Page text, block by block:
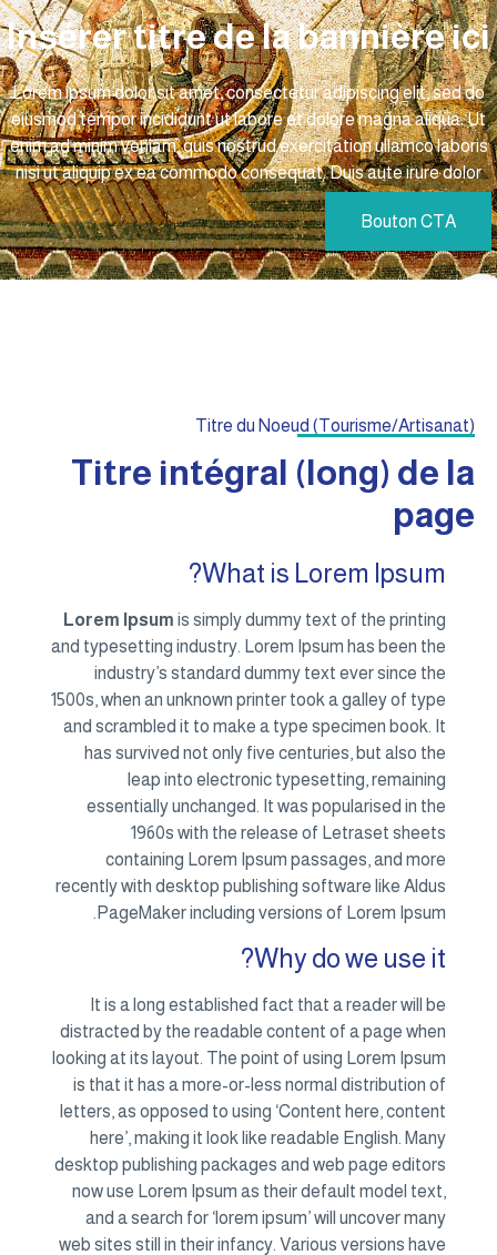
Insérer titre de la bannière ici
Lorem ipsum dolor sit amet, consectetur adipiscing elit, sed do
eiusmod tempor incididunt ut labore et dolore magna aliqua. Ut
enim ad minim veniam, quis nostrud exercitation ullamco laboris
nisi ut aliquip ex ea commodo consequat. Duis aute irure dolor
Bouton CTA
Titre du Noeud (Tourisme/Artisanat)
Titre intégral (long) de la
page
What is Lorem Ipsum?
Lorem Ipsum is simply dummy text of the printing
and typesetting industry. Lorem Ipsum has been the
industry’s standard dummy text ever since the
1500s, when an unknown printer took a galley of type
and scrambled it to make a type specimen book. It
has survived not only five centuries, but also the
leap into electronic typesetting, remaining
essentially unchanged. It was popularised in the
1960s with the release of Letraset sheets
containing Lorem Ipsum passages, and more
recently with desktop publishing software like Aldus
PageMaker including versions of Lorem Ipsum.
Why do we use it?
It is a long established fact that a reader will be
distracted by the readable content of a page when
looking at its layout. The point of using Lorem Ipsum
is that it has a more-or-less normal distribution of
letters, as opposed to using ‘Content here, content
here’, making it look like readable English. Many
desktop publishing packages and web page editors
now use Lorem Ipsum as their default model text,
and a search for ‘lorem ipsum’ will uncover many
web sites still in their infancy. Various versions have